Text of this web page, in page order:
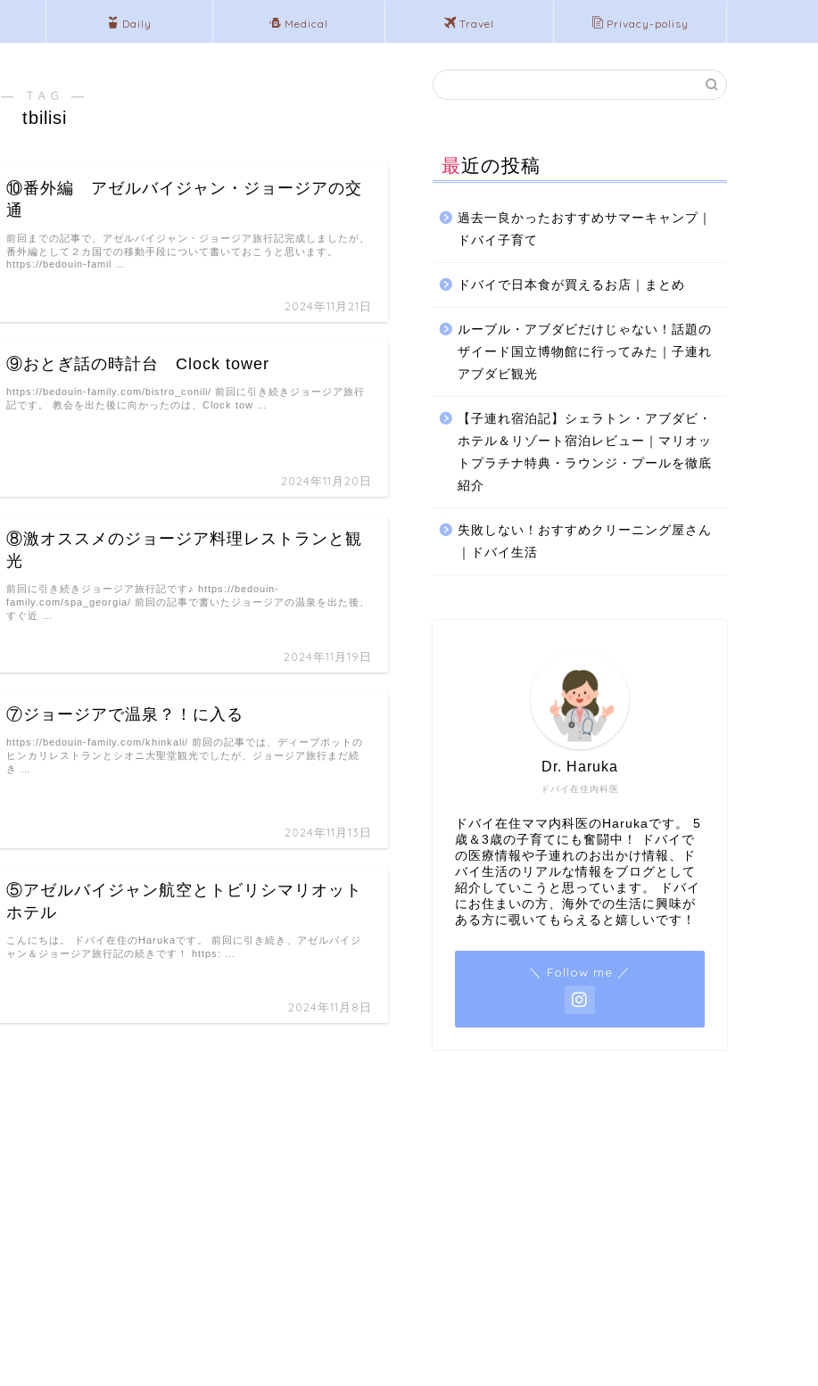
Daily Medical Travel Privacy-polisy
― TAG ―
tbilisi
⑩番外編 アゼルバイジャン・ジョージアの交
通
2024年11月21日
前回までの記事で、アゼルバイジャン・ジョージア旅行記完成しましたが、
番外編として２カ国での移動手段について書いておこうと思います。
https://bedouin-famil …
⑨おとぎ話の時計台 Clock tower
2024年11月20日
https://bedouin-family.com/bistro_conili/ 前回に引き続きジョージア旅行
記です。 教会を出た後に向かったのは、Clock tow …
⑧激オススメのジョージア料理レストランと観
光
2024年11月19日
前回に引き続きジョージア旅行記です♪ https://bedouin-
family.com/spa_georgia/ 前回の記事で書いたジョージアの温泉を出た後、
すぐ近 …
⑦ジョージアで温泉？！に入る
2024年11月13日
https://bedouin-family.com/khinkali/ 前回の記事では、ディープポットの
ヒンカリレストランとシオニ大聖堂観光でしたが、ジョージア旅行まだ続
き …
⑤アゼルバイジャン航空とトビリシマリオット
ホテル
2024年11月8日
こんにちは。 ドバイ在住のHarukaです。 前回に引き続き、アゼルバイジ
ャン＆ジョージア旅行記の続きです！ https: …
最近の投稿
過去一良かったおすすめサマーキャンプ｜
ドバイ子育て
ドバイで日本食が買えるお店｜まとめ
ルーブル・アブダビだけじゃない！話題の
ザイード国立博物館に行ってみた｜子連れ
アブダビ観光
【子連れ宿泊記】シェラトン・アブダビ・
ホテル＆リゾート宿泊レビュー｜マリオッ
トプラチナ特典・ラウンジ・プールを徹底
紹介
失敗しない！おすすめクリーニング屋さん
｜ドバイ生活
ドバイ在住内科医
Dr. Haruka
ドバイ在住ママ内科医のHarukaです。 5
歳＆3歳の子育てにも奮闘中！ ドバイで
の医療情報や子連れのお出かけ情報、ド
バイ生活のリアルな情報をブログとして
紹介していこうと思っています。 ドバイ
にお住まいの方、海外での生活に興味が
ある方に覗いてもらえると嬉しいです！
＼ Follow me ／